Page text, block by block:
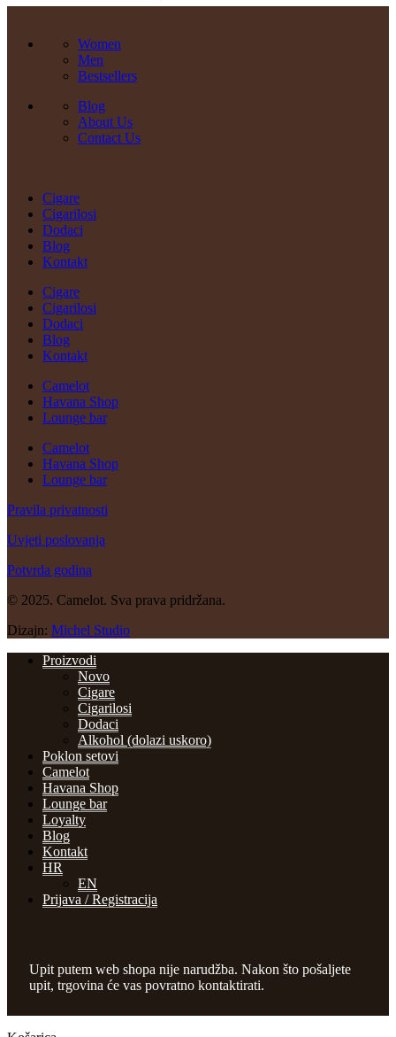
Women
Men
Bestsellers
Blog
About Us
Contact Us
Cigare
Cigarilosi
Dodaci
Blog
Kontakt
Cigare
Cigarilosi
Dodaci
Blog
Kontakt
Camelot
Havana Shop
Lounge bar
Camelot
Havana Shop
Lounge bar
Pravila privatnosti
Uvjeti poslovanja
Potvrda godina
© 2025. Camelot. Sva prava pridržana.
Dizajn: Michel Studio
Proizvodi
Novo
Cigare
Cigarilosi
Dodaci
Alkohol (dolazi uskoro)
Poklon setovi
Camelot
Havana Shop
Lounge bar
Loyalty
Blog
Kontakt
HR
EN
Prijava / Registracija
Upit putem web shopa nije narudžba. Nakon što pošaljete
upit, trgovina će vas povratno kontaktirati.